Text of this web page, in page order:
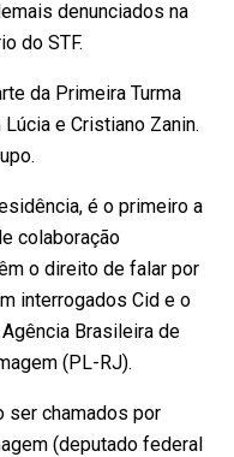
denunciados na
do STF.
da Primeira Turma
e Cristiano Zanin.
é o primeiro a
colaboração
o direito de falar por
interrogados Cid e o
Brasileira de
(PL-RJ).
ser chamados por
(deputado federal